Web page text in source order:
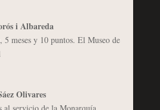
i Albareda
5 meses y 10 puntos. El Museo de
Olivares